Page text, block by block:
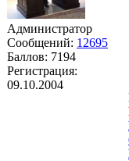
Администратор
Сообщений: 12695
Баллов: 7194
Регистрация:
09.10.2004